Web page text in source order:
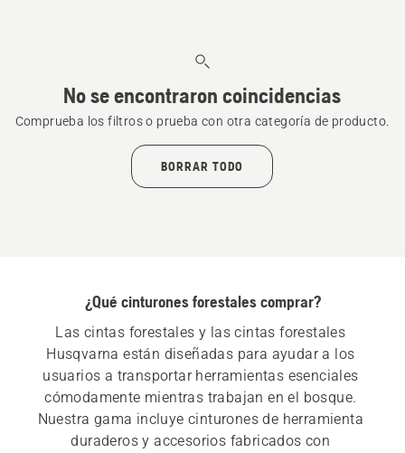
alcance de la mano durante las tareas forestales
No se encontraron coincidencias
Comprueba los filtros o prueba con otra categoría de producto.
BORRAR TODO
¿Qué cinturones forestales comprar?
Las cintas forestales y las cintas forestales
Husqvarna están diseñadas para ayudar a los
usuarios a transportar herramientas esenciales
cómodamente mientras trabajan en el bosque.
Nuestra gama incluye cinturones de herramienta
duraderos y accesorios fabricados con